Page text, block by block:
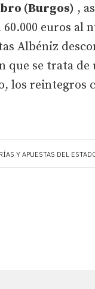
Y APUESTAS DEL
(Burgos) ,
euros al
Albéniz
que se trata
los reintegros